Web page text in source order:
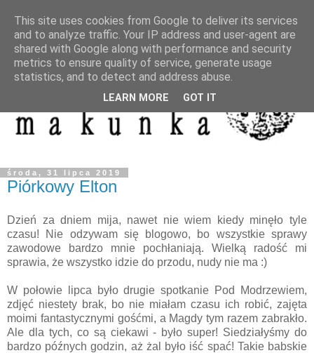
środa, 31 lipca 2019
Piórkowy Elton
Dzień za dniem mija, nawet nie wiem kiedy minęło tyle
czasu! Nie odzywam się blogowo, bo wszystkie sprawy
zawodowe bardzo mnie pochłaniają. Wielką radość mi
sprawia, że wszystko idzie do przodu, nudy nie ma :)
W połowie lipca było drugie spotkanie Pod Modrzewiem,
zdjęć niestety brak, bo nie miałam czasu ich robić, zajęta
moimi fantastycznymi gośćmi, a Magdy tym razem zabrakło.
Ale dla tych, co są ciekawi - było super! Siedziałyśmy do
bardzo późnych godzin, aż żal było iść spać! Takie babskie
This site uses cookies from Google to deliver its services
and to analyze traffic. Your IP address and user-agent are
shared with Google along with performance and security
metrics to ensure quality of service, generate usage
statistics, and to detect and address abuse.
LEARN MORE GOT IT